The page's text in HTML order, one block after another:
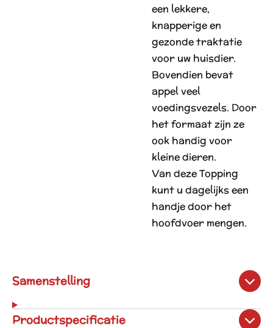
een lekkere,
knapperige en
gezonde traktatie
voor uw huisdier.
Bovendien bevat
appel veel
voedingsvezels. Door
het formaat zijn ze
ook handig voor
kleine dieren.
Van deze Topping
kunt u dagelijks een
handje door het
hoofdvoer mengen.
Samenstelling
Productspecificatie